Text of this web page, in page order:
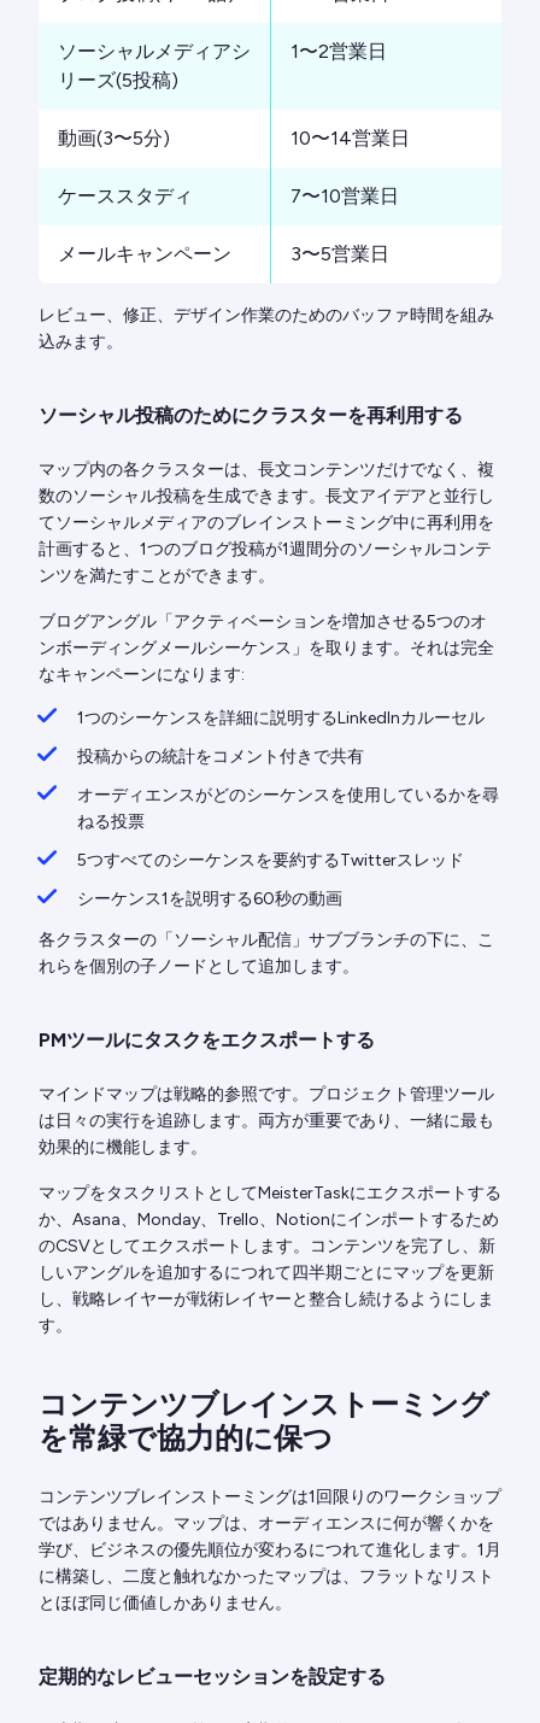
ソーシャルメディアシ
リーズ(5投稿)
1〜2営業日
動画(3〜5分) 10〜14営業日
ケーススタディ 7〜10営業日
メールキャンペーン 3〜5営業日
レビュー、修正、デザイン作業のためのバッファ時間を組み
込みます。
ソーシャル投稿のためにクラスターを再利用する
マップ内の各クラスターは、長文コンテンツだけでなく、複
数のソーシャル投稿を生成できます。長文アイデアと並行し
てソーシャルメディアのブレインストーミング中に再利用を
計画すると、1つのブログ投稿が1週間分のソーシャルコンテ
ンツを満たすことができます。
ブログアングル「アクティベーションを増加させる5つのオ
ンボーディングメールシーケンス」を取ります。それは完全
なキャンペーンになります:
1つのシーケンスを詳細に説明するLinkedInカルーセル
投稿からの統計をコメント付きで共有
オーディエンスがどのシーケンスを使用しているかを尋
ねる投票
5つすべてのシーケンスを要約するTwitterスレッド
シーケンス1を説明する60秒の動画
各クラスターの「ソーシャル配信」サブブランチの下に、こ
れらを個別の子ノードとして追加します。
PMツールにタスクをエクスポートする
マインドマップは戦略的参照です。プロジェクト管理ツール
は日々の実行を追跡します。両方が重要であり、一緒に最も
効果的に機能します。
マップをタスクリストとしてMeisterTaskにエクスポートする
か、Asana、Monday、Trello、Notionにインポートするため
のCSVとしてエクスポートします。コンテンツを完了し、新
しいアングルを追加するにつれて四半期ごとにマップを更新
し、戦略レイヤーが戦術レイヤーと整合し続けるようにしま
す。
コンテンツブレインストーミング
を常緑で協力的に保つ
コンテンツブレインストーミングは1回限りのワークショップ
ではありません。マップは、オーディエンスに何が響くかを
学び、ビジネスの優先順位が変わるにつれて進化します。1月
に構築し、二度と触れなかったマップは、フラットなリスト
とほぼ同じ価値しかありません。
定期的なレビューセッションを設定する